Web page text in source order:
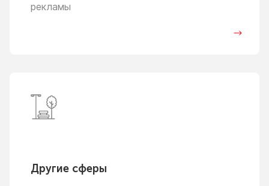
рекламы
Другие сферы